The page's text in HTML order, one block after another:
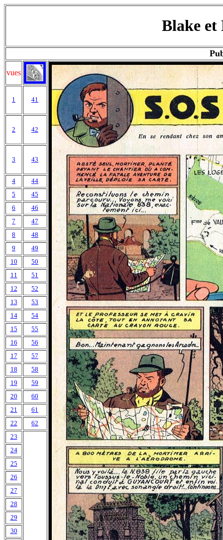
Blake et
vues
1 41
2 42
3 43
4
44
5
45
6
46
7
47
8
48
9
49
10
50
11
51
12
52
13
53
14
54
15
55
16
56
17
57
18
58
19
59
20
60
21
61
22
62
23
24
25
26
27
28
29
30